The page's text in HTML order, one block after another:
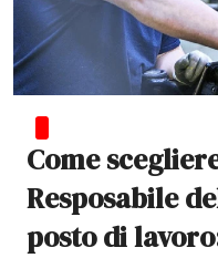
Come
Resposabile
posto di